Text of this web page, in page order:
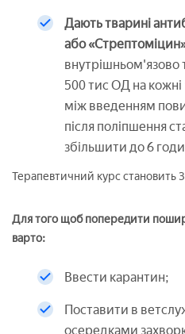
Дають тварині
або
внутрішньом'язово
500 тис ОД на
між введенням
після поліпшення
збільшити до 6
Терапевтичний курс становить
Для того щоб попередити
варто:
Ввести карантин;
Поставити в
осередками